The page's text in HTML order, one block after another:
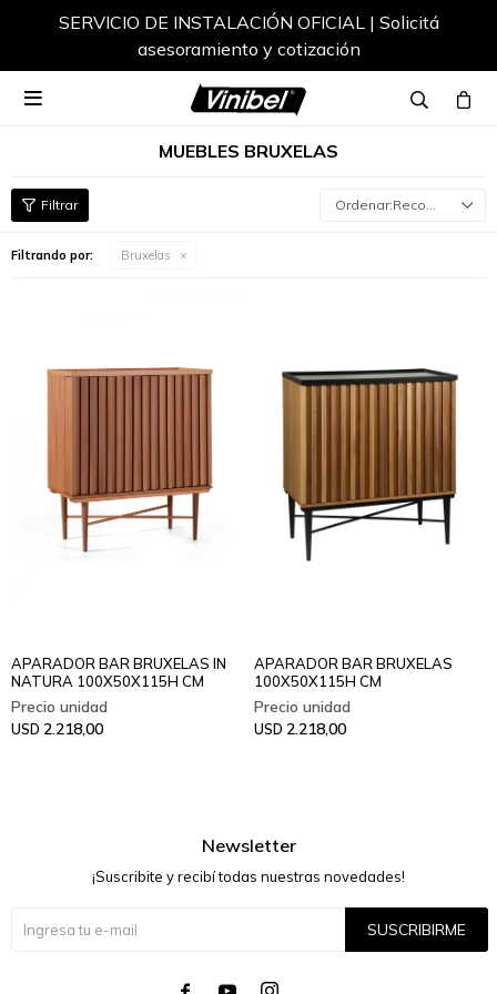
SERVICIO DE INSTALACIÓN OFICIAL | Solicitá
asesoramiento y cotización

MUEBLES BRUXELAS
Recomendados
Filtrando por: Bruxelas
APARADOR BAR BRUXELAS IN
NATURA 100X50X115H CM
USD 2.218,00
APARADOR BAR BRUXELAS
100X50X115H CM
USD 2.218,00
Newsletter
¡Suscribite y recibí todas nuestras novedades!
SUSCRIBIRME
  